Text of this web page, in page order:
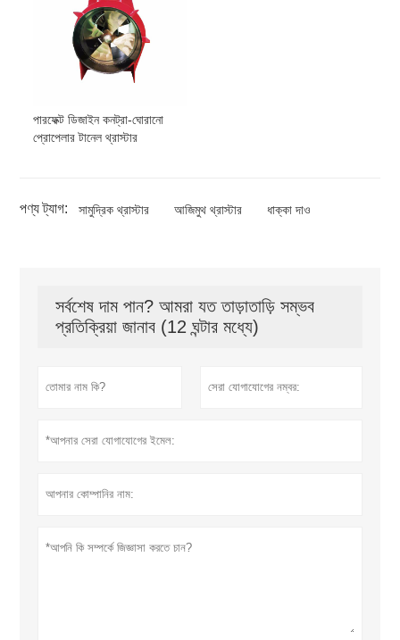
পারফেক্ট ডিজাইন কনট্রা-ঘোরানো
প্রোপেলার টানেল থ্রাস্টার
পণ্য ট্যাগ: সামুদ্রিক থ্রাস্টার আজিমুথ থ্রাস্টার ধাক্কা দাও
সর্বশেষ দাম পান? আমরা যত তাড়াতাড়ি সম্ভব
প্রতিক্রিয়া জানাব (12 ঘন্টার মধ্যে)